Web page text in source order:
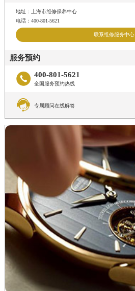
地址：上海市维修保养中心
电话：400-801-5621
联系维修服务中心
服务预约
 400-801-5621
全国服务预约热线
 专属顾问在线解答